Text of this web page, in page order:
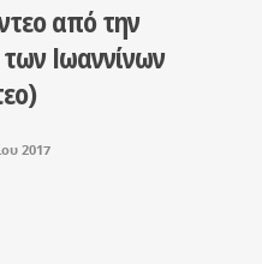
από την
Ιωαννίνων
2017